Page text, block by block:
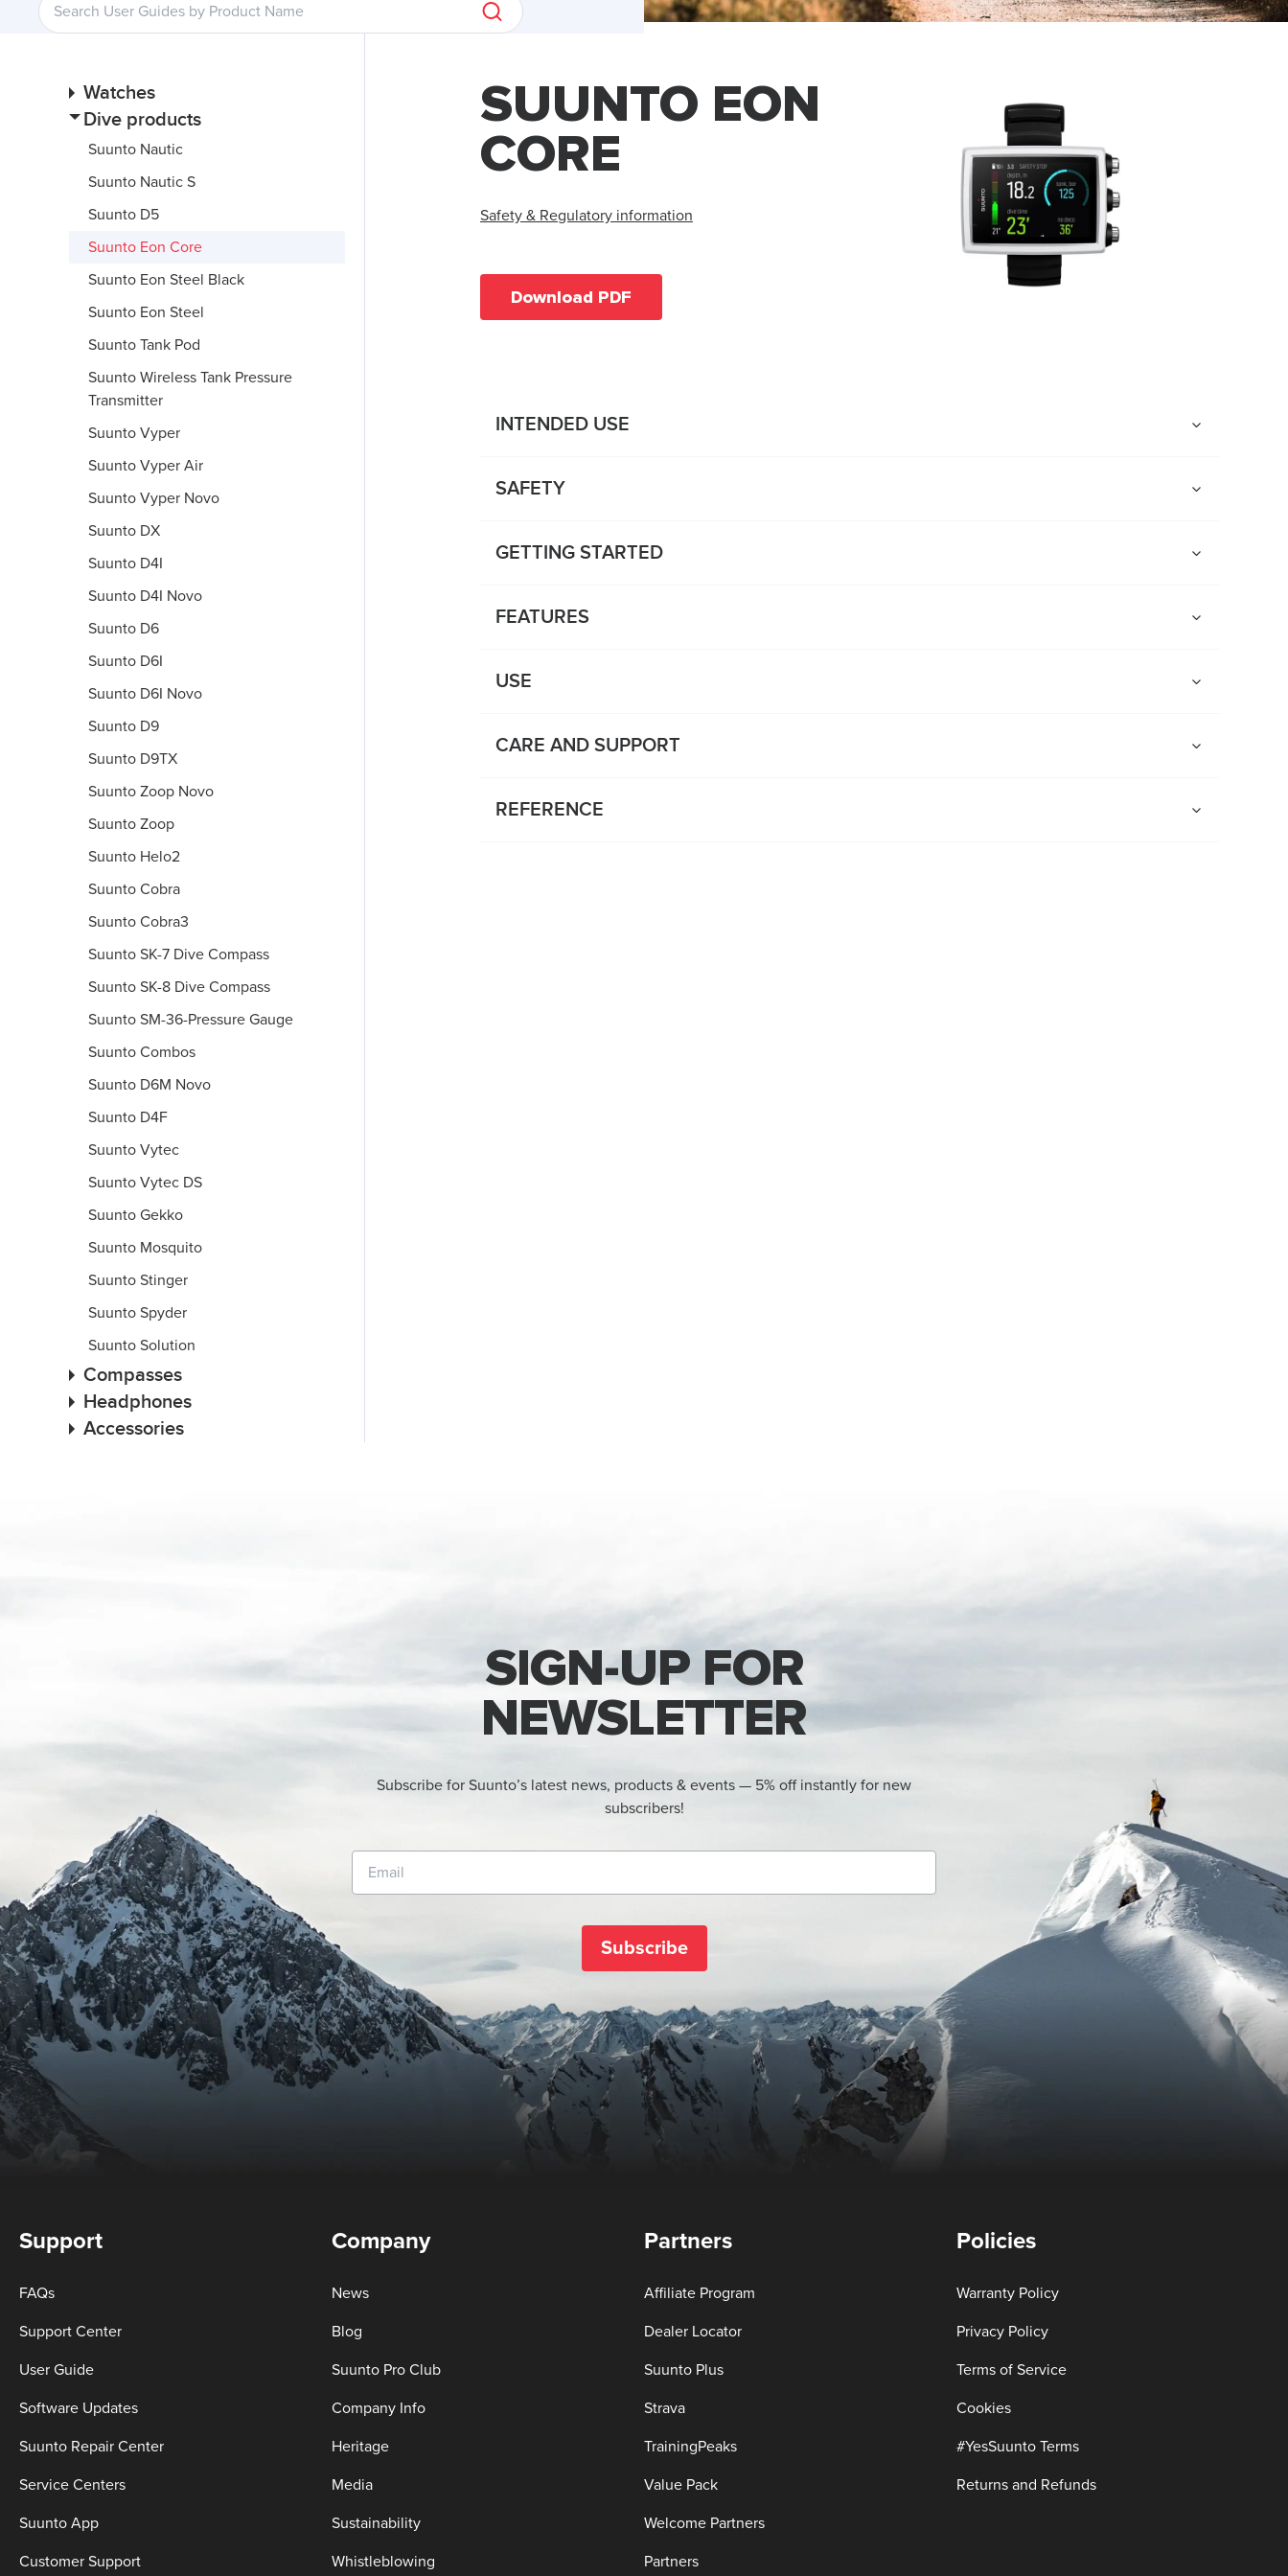
Watches
Dive products
Suunto Nautic
Suunto Nautic S
Suunto D5
Suunto Eon Core
Suunto Eon Steel Black
Suunto Eon Steel
Suunto Tank Pod
Suunto Wireless Tank Pressure
Transmitter
Suunto Vyper
Suunto Vyper Air
Suunto Vyper Novo
Suunto DX
Suunto D4I
Suunto D4I Novo
Suunto D6
Suunto D6I
Suunto D6I Novo
Suunto D9
Suunto D9TX
Suunto Zoop Novo
Suunto Zoop
Suunto Helo2
Suunto Cobra
Suunto Cobra3
Suunto SK-7 Dive Compass
Suunto SK-8 Dive Compass
Suunto SM-36-Pressure Gauge
Suunto Combos
Suunto D6M Novo
Suunto D4F
Suunto Vytec
Suunto Vytec DS
Suunto Gekko
Suunto Mosquito
Suunto Stinger
Suunto Spyder
Suunto Solution
Compasses
Headphones
Accessories
SUUNTO EON
CORE
Safety & Regulatory information
Download PDF
INTENDED USE
SAFETY
GETTING STARTED
FEATURES
USE
CARE AND SUPPORT
REFERENCE
SIGN-UP FOR
NEWSLETTER
Subscribe for Suunto’s latest news, products & events — 5% off instantly for new
subscribers!
Subscribe
Support
FAQs
Support Center
User Guide
Software Updates
Suunto Repair Center
Service Centers
Suunto App
Customer Support
Company
News
Blog
Suunto Pro Club
Company Info
Heritage
Media
Sustainability
Whistleblowing
Partners
Affiliate Program
Dealer Locator
Suunto Plus
Strava
TrainingPeaks
Value Pack
Welcome Partners
Partners
Policies
Warranty Policy
Privacy Policy
Terms of Service
Cookies
#YesSuunto Terms
Returns and Refunds